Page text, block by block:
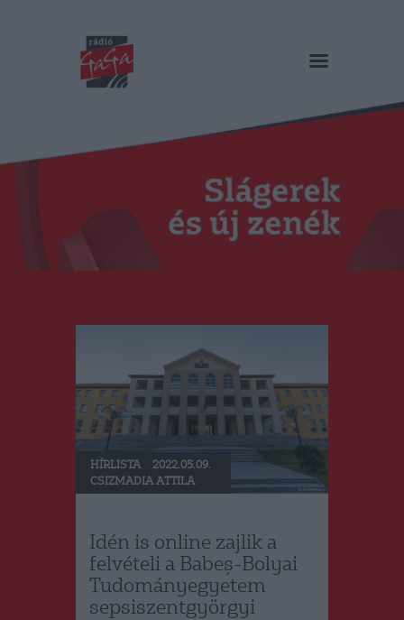
RÁDIÓ GAGA
Műsorok
Duma Duba
Podcast és videók
Stáb
HÍRLISTA
2022.05.09.
CSIZMADIA ATTILA
Idén is online zajlik a
felvételi a Babeș-Bolyai
Tudományegyetem
sepsiszentgyörgyi